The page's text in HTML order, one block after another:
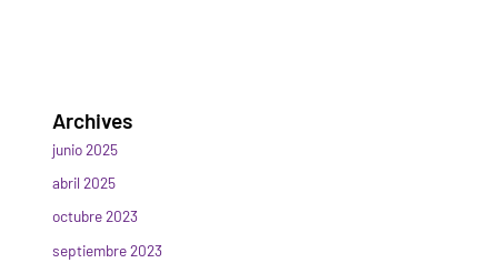
Archives
junio 2025
abril 2025
octubre 2023
septiembre 2023